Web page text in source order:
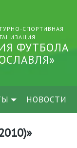
СПОРТИВНАЯ
ФУТБОЛА
НОВОСТИ